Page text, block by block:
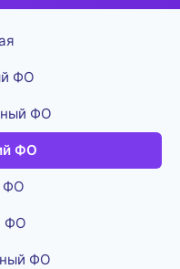
ФО
ФО
ФО
ФО
ФО
ФО